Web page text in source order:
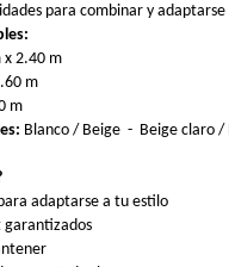
para combinar y
x 2.40 m
m
m
Blanco / Beige - Beige claro
adaptarse a tu estilo
garantizados